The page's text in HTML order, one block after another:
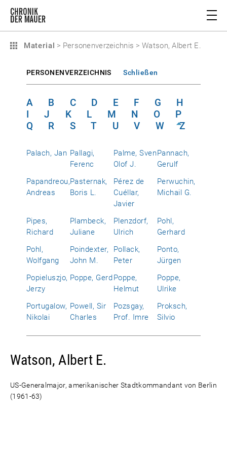
Material > Personenverzeichnis > Watson, Albert E.
PERSONENVERZEICHNIS Schließen
A B C D E F G
H
I
J K L M N O
P
Q
R S T U V W Z
Palach, Jan Pallagi,
Ferenc
Palme, Sven
Olof J.
Pannach,
Gerulf
Papandreou,
Andreas
Pasternak,
Boris L.
Pérez de
Cuéllar,
Javier
Perwuchin,
Michail G.
Pipes,
Richard
Plambeck,
Juliane
Plenzdorf,
Ulrich
Pohl,
Gerhard
Pohl,
Wolfgang
Poindexter,
John M.
Pollack,
Peter
Ponto,
Jürgen
Popieluszjo,
Jerzy
Poppe, GerdPoppe,
Helmut
Poppe,
Ulrike
Portugalow,
Nikolai
Powell, Sir
Charles
Pozsgay,
Prof. Imre
Proksch,
Silvio
Watson, Albert E.
US-Generalmajor, amerikanischer Stadtkommandant von Berlin
(1961-63)